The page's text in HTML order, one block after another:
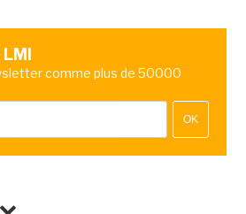
comme plus de 50000
OK